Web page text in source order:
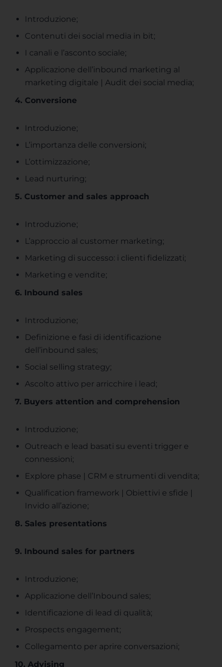
Introduzione;
Contenuti dei social media in bit;
I canali e l’asconto sociale;
Applicazione dell’inbound marketing al
marketing digitale | Audit dei social media;
4. Conversione
Introduzione;
L’importanza delle conversioni;
L’ottimizzazione;
Lead nurturing;
5. Customer and sales approach
Introduzione;
L’approccio al customer marketing;
Marketing di successo: i clienti fidelizzati;
Marketing e vendite;
6. Inbound sales
Introduzione;
Definizione e fasi di identificazione
dell’inbound sales;
Social selling strategy;
Ascolto attivo per arricchire i lead;
7. Buyers attention and comprehension
Introduzione;
Outreach e lead basati su eventi trigger e
connessioni;
Explore phase | CRM e strumenti di vendita;
Qualification framework | Obiettivi e sfide |
Invido all’azione;
8. Sales presentations
9. Inbound sales for partners
Introduzione;
Applicazione dell’Inbound sales;
Identificazione di lead di qualità;
Prospects engagement;
Collegamento per aprire conversazioni;
10. Advising